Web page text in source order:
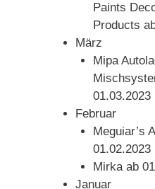
Paints
Products
März
Mipa
01.03.2023
Februar
Meguiar’s
01.02.2023
Mirka ab
Januar